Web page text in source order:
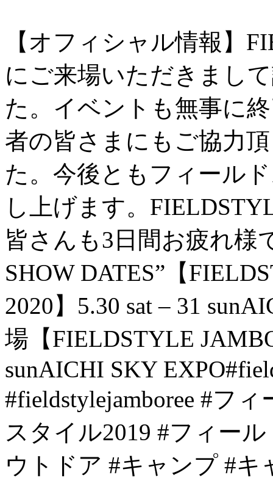
【オフィシャル情報】
にご来場いただきまし
た。 イベントも無事に
者の皆さまにもご協力
た。 今後ともフィール
し上げます。
皆さんも3日間お疲れ様
SHOW DATES” 【
2020】 5.30 sat – 31 sun
場 【FIELDSTYLE
sun AICHI SKY EXPO
#fieldstylejamboree #フ
スタイル2019 #フィー
ウトドア #キャンプ #